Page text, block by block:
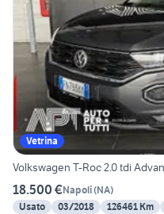
Vetrina
Volkswagen T-Roc 2.0 tdi
18.500 €Napoli(NA)
Usato
03/2018 126461 Km